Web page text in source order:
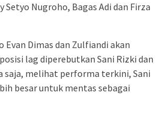
Setyo Nugroho, Bagas Adi dan Firza
Dimas dan Zulfiandi akan
lag diperebutkan Sani Rizki dan
saja, melihat performa terkini, Sani
besar untuk mentas sebagai